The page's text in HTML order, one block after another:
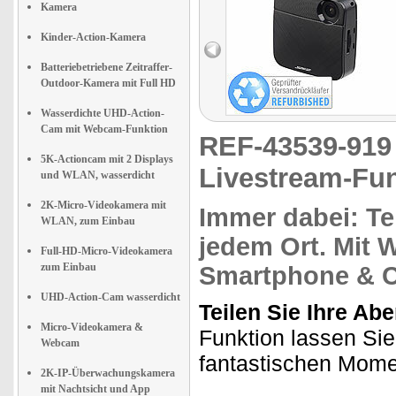
Kamera
Kinder-Action-Kamera
Batteriebetriebene Zeitraffer-
Outdoor-Kamera mit Full HD
Wasserdichte UHD-Action-
Cam mit Webcam-Funktion
5K-Actioncam mit 2 Displays
und WLAN, wasserdicht
2K-Micro-Videokamera mit
WLAN, zum Einbau
Full-HD-Micro-Videokamera
zum Einbau
UHD-Action-Cam wasserdicht
Micro-Videokamera &
Webcam
2K-IP-Überwachungskamera
mit Nachtsicht und App
REF-43539-
Livestream-
Immer dabei:
jedem Ort. Mit
Smartphone &
Teilen Sie Ihre
Funktion lassen
fantastischen